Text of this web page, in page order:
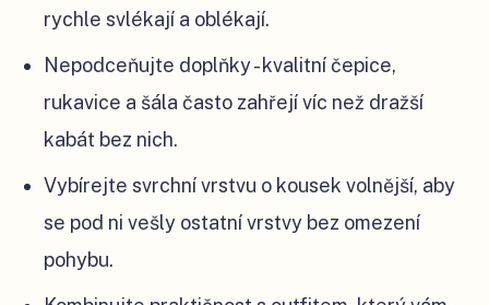
rychle svlékají a oblékají.
Nepodceňujte doplňky - kvalitní čepice,
rukavice a šála často zahřejí víc než dražší
kabát bez nich.
Vybírejte svrchní vrstvu o kousek volnější, aby
se pod ni vešly ostatní vrstvy bez omezení
pohybu.